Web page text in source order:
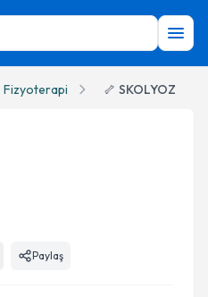
Fizyoterapi 🦴 SKOLYOZ
Paylaş